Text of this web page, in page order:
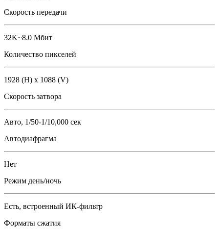
Скорость передачи
32K~8.0 Мбит
Количество пикселей
1928 (H) x 1088 (V)
Скорость затвора
Авто, 1/50-1/10,000 сек
Автодиафрагма
Нет
Режим день/ночь
Есть, встроенный ИК-фильтр
Форматы сжатия